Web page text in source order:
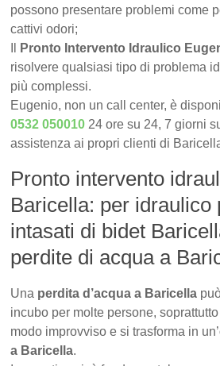
possono presentare problemi come
cattivi odori;
Pronto Intervento Idraulico
risolvere qualsiasi tipo di problema
più complessi.
Eugenio, non un call center, è
0532 050010 24 ore su 24, 7 giorni
assistenza ai propri clienti di
Pronto intervento
Baricella: per idraulico
intasati di bidet
perdite di acqua a
Una perdita d’acqua a Baricella
incubo per molte persone,
modo improvviso e si trasforma in un’
a Baricella.